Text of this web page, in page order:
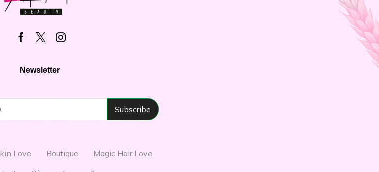
Newsletter
Love Boutique
Magic Hair Love